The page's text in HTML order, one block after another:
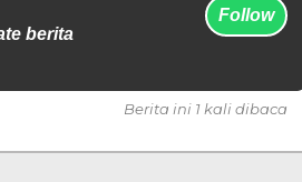
berita
Follow
Berita ini 1 kali dibaca